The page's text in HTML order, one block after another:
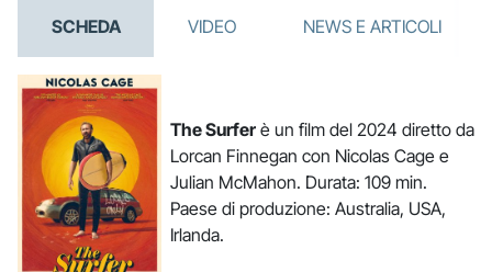
SCHEDA VIDEO NEWS E ARTICOLI
The Surferè un film del 2024 diretto da
Lorcan Finnegan con Nicolas Cage e
Julian McMahon. Durata: 109 min.
Paese di produzione: Australia, USA,
Irlanda.